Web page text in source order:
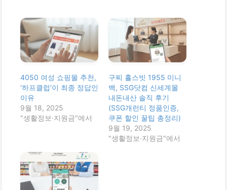
4050 여성 쇼핑몰 추천,
‘하프클럽’이 최종 정답인
이유
9월 18, 2025
"생활정보·지원금"에서
구찌 홀스빗 1955 미니
백, SSG닷컴 신세계몰
내돈내산 솔직 후기
(SSG개런티 정품인증,
쿠폰 할인 꿀팁 총정리)
9월 19, 2025
"생활정보·지원금"에서